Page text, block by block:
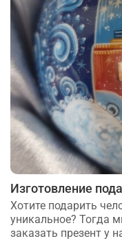
Изготовление
Хотите подарить
уникальное? Тогда
заказать презент у